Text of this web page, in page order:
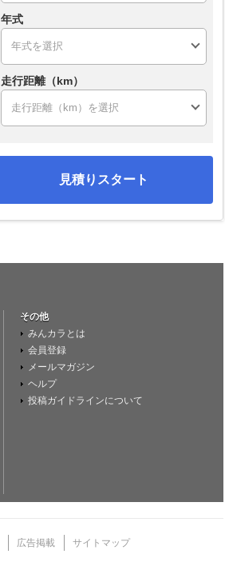
年式
走行距離（km）
見積りスタート
その他
みんカラとは
会員登録
メールマガジン
ヘルプ
投稿ガイドラインについて
広告掲載 サイトマップ